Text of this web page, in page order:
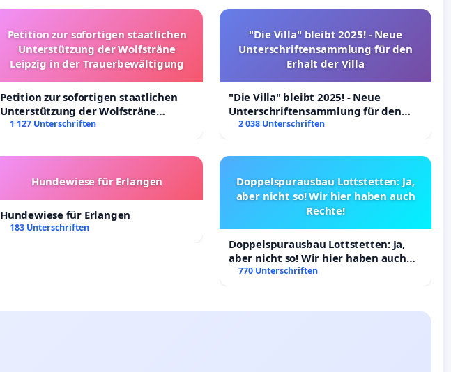
Petition zur sofortigen staatlichen
Unterstützung der Wolfsträne
Leipzig in der Trauerbewältigung
Petition zur sofortigen staatlichen
Unterstützung der Wolfsträne
Leipzig in der Trauerbewältigung
1 127 Unterschriften
"Die Villa" bleibt 2025! - Neue
Unterschriftensammlung für den
Erhalt der Villa
"Die Villa" bleibt 2025! - Neue
Unterschriftensammlung für den
Erhalt der Villa
2 038 Unterschriften
Hundewiese für Erlangen
Hundewiese für Erlangen
183 Unterschriften
Doppelspurausbau Lottstetten: Ja,
aber nicht so! Wir hier haben auch
Rechte!
Doppelspurausbau Lottstetten: Ja,
aber nicht so! Wir hier haben auch
Rechte!
770 Unterschriften